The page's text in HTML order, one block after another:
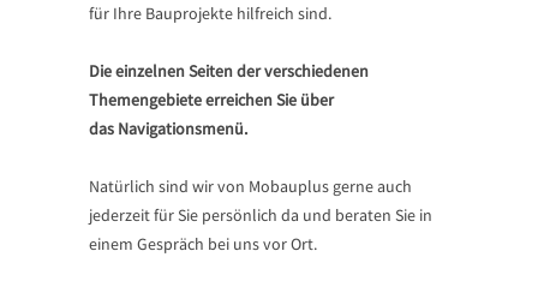
für Ihre Bauprojekte hilfreich sind.
Die einzelnen Seiten der verschiedenen
Themengebiete erreichen Sie über
das Navigationsmenü.
Natürlich sind wir von Mobauplus gerne auch
jederzeit für Sie persönlich da und beraten Sie in
einem Gespräch bei uns vor Ort.